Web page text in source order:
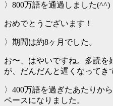
〉800万語を通過しました(^^)
おめでとうございます！
〉期間は約8ヶ月でした。
お〜、はやいですね。多読を
が、だんだんと遅くなってき
〉400万語を過ぎたあたりか
ペースになりました。